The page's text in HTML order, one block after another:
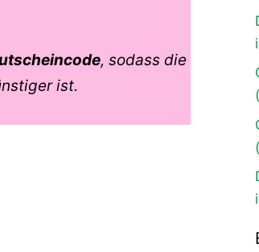
, sodass die
ist.